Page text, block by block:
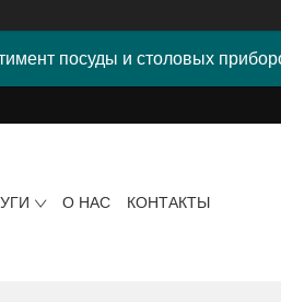
посуды и столовых
О НАС КОНТАКТЫ